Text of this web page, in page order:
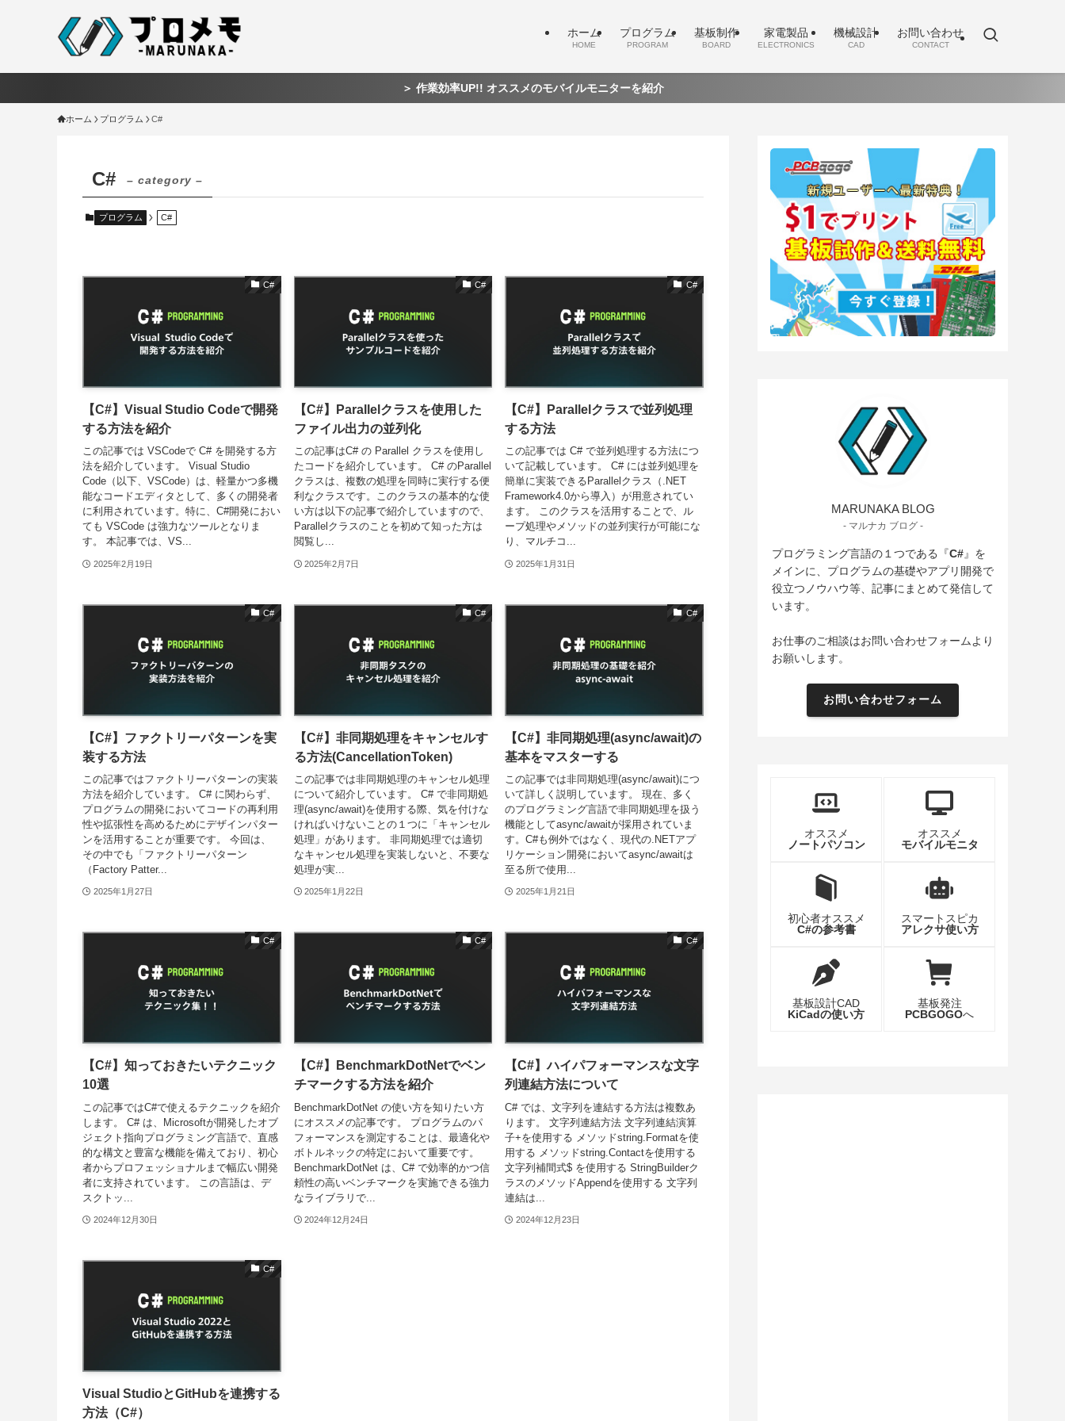
ホーム
HOME
プログラム
PROGRAM
基板制作
BOARD
家電製品
ELECTRONICS
機械設計
CAD
お問い合わせ
CONTACT
＞ 作業効率UP!! オススメのモバイルモニターを紹介
ホーム プログラム C#
C# – category –
プログラム C#
C#
【C#】Visual Studio Codeで開発
する方法を紹介
この記事では VSCodeで C# を開発する方
法を紹介しています。 Visual Studio
Code（以下、VSCode）は、軽量かつ多機
能なコードエディタとして、多くの開発者
に利用されています。特に、C#開発におい
ても VSCode は強力なツールとなりま
す。 本記事では、VS...
2025年2月19日
C#
【C#】Parallelクラスを使用した
ファイル出力の並列化
この記事はC# の Parallel クラスを使用し
たコードを紹介しています。 C# のParallel
クラスは、複数の処理を同時に実行する便
利なクラスです。このクラスの基本的な使
い方は以下の記事で紹介していますので、
Parallelクラスのことを初めて知った方は
閲覧し...
2025年2月7日
C#
【C#】Parallelクラスで並列処理
する方法
この記事では C# で並列処理する方法につ
いて記載しています。 C# には並列処理を
簡単に実装できるParallelクラス（.NET
Framework4.0から導入）が用意されてい
ます。 このクラスを活用することで、ル
ープ処理やメソッドの並列実行が可能にな
り、マルチコ...
2025年1月31日
C#
【C#】ファクトリーパターンを実
装する方法
この記事ではファクトリーパターンの実装
方法を紹介しています。 C# に関わらず、
プログラムの開発においてコードの再利用
性や拡張性を高めるためにデザインパター
ンを活用することが重要です。 今回は、
その中でも「ファクトリーパターン
（Factory Patter...
2025年1月27日
C#
【C#】非同期処理をキャンセルす
る方法(CancellationToken)
この記事では非同期処理のキャンセル処理
について紹介しています。 C# で非同期処
理(async/await)を使用する際、気を付けな
ければいけないことの１つに「キャンセル
処理」があります。 非同期処理では適切
なキャンセル処理を実装しないと、不要な
処理が実...
2025年1月22日
C#
【C#】非同期処理(async/await)の
基本をマスターする
この記事では非同期処理(async/await)につ
いて詳しく説明しています。 現在、多く
のプログラミング言語で非同期処理を扱う
機能としてasync/awaitが採用されていま
す。C#も例外ではなく、現代の.NETアプ
リケーション開発においてasync/awaitは
至る所で使用...
2025年1月21日
C#
【C#】知っておきたいテクニック
10選
この記事ではC#で使えるテクニックを紹介
します。 C# は、Microsoftが開発したオブ
ジェクト指向プログラミング言語で、直感
的な構文と豊富な機能を備えており、初心
者からプロフェッショナルまで幅広い開発
者に支持されています。 この言語は、デ
スクトッ...
2024年12月30日
C#
【C#】BenchmarkDotNetでベン
チマークする方法を紹介
BenchmarkDotNet の使い方を知りたい方
にオススメの記事です。 プログラムのパ
フォーマンスを測定することは、最適化や
ボトルネックの特定において重要です。
BenchmarkDotNet は、C# で効率的かつ信
頼性の高いベンチマークを実施できる強力
なライブラリで...
2024年12月24日
C#
【C#】ハイパフォーマンスな文字
列連結方法について
C# では、文字列を連結する方法は複数あ
ります。 文字列連結方法 文字列連結演算
子+を使用する メソッドstring.Formatを使
用する メソッドstring.Contactを使用する
文字列補間式$ を使用する StringBuilderク
ラスのメソッドAppendを使用する 文字列
連結は...
2024年12月23日
C#
Visual StudioとGitHubを連携する
方法（C#）
MARUNAKA BLOG
- マルナカ ブログ -
プログラミング言語の１つである『C#』を
メインに、プログラムの基礎やアプリ開発で
役立つノウハウ等、記事にまとめて発信して
います。
お仕事のご相談はお問い合わせフォームより
お願いします。
お問い合わせフォーム
オススメ
ノートパソコン
オススメ
モバイルモニタ
初心者オススメ
C#の参考書
スマートスピカ
アレクサ使い方
基板設計CAD
KiCadの使い方
基板発注
PCBGOGOへ